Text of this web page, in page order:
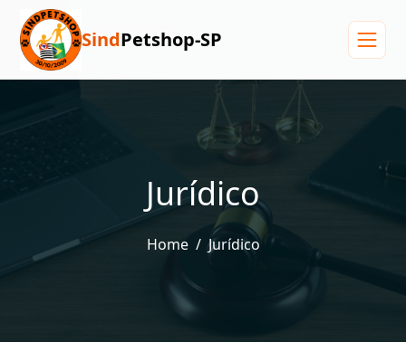
SindPetshop-SP
Jurídico
Home Jurídico